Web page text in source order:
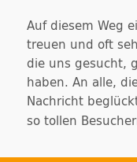
Auf diesem Weg
treuen und oft
die uns gesucht,
haben. An alle,
Nachricht
so tollen